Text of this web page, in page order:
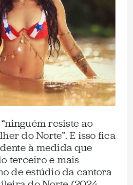
resiste ao
do Norte”. E isso fica
à medida que
terceiro e mais
de estúdio da cantora